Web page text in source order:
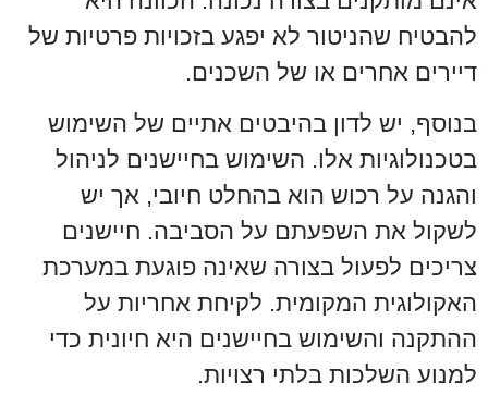
להבטיח שהניטור לא יפגע בזכויות פרטיות של
דיירים אחרים או של השכנים.
בנוסף, יש לדון בהיבטים אתיים של השימוש
בטכנולוגיות אלו. השימוש בחיישנים לניהול
והגנה על רכוש הוא בהחלט חיובי, אך יש
לשקול את השפעתם על הסביבה. חיישנים
צריכים לפעול בצורה שאינה פוגעת במערכת
האקולוגית המקומית. לקיחת אחריות על
ההתקנה והשימוש בחיישנים היא חיונית כדי
למנוע השלכות בלתי רצויות.